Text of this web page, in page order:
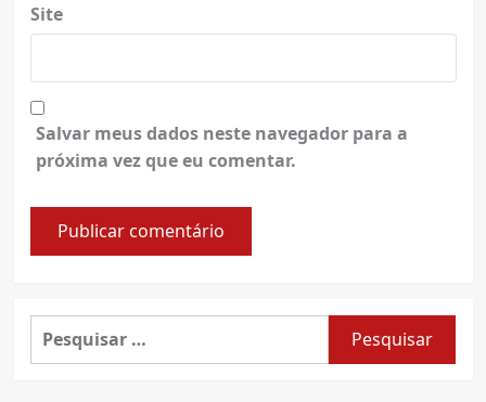
Site
Salvar meus dados neste navegador para a
próxima vez que eu comentar.
Pesquisar
por: